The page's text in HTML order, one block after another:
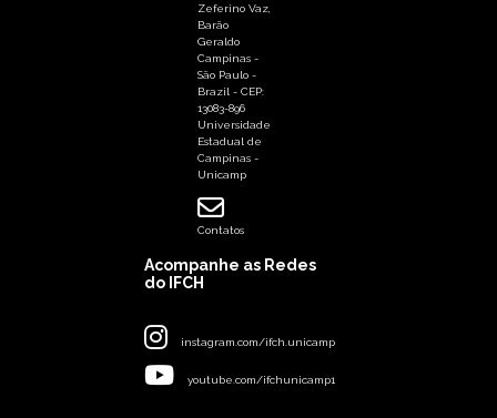
Zeferino Vaz,
Barão
Geraldo
Campinas -
São Paulo -
Brazil - CEP:
13083-896
Universidade
Estadual de
Campinas -
Unicamp
Contatos
Acompanhe as Redes
do IFCH
instagram.com/ifch.unicamp
youtube.com/ifchunicamp1